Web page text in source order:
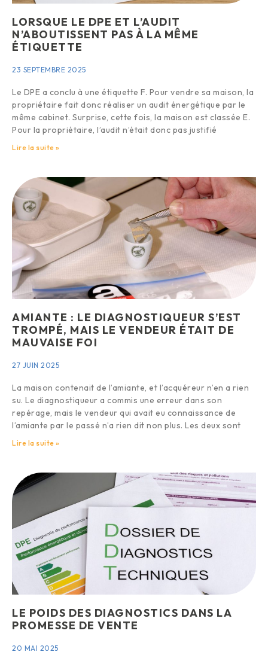
LORSQUE LE DPE ET L’AUDIT
N’ABOUTISSENT PAS À LA MÊME
ÉTIQUETTE
23 SEPTEMBRE 2025
Le DPE a conclu à une étiquette F. Pour vendre sa maison, la
propriétaire fait donc réaliser un audit énergétique par le
même cabinet. Surprise, cette fois, la maison est classée E.
Pour la propriétaire, l’audit n’était donc pas justifié
Lire la suite »
AMIANTE : LE DIAGNOSTIQUEUR S’EST
TROMPÉ, MAIS LE VENDEUR ÉTAIT DE
MAUVAISE FOI
27 JUIN 2025
La maison contenait de l’amiante, et l’acquéreur n’en a rien
su. Le diagnostiqueur a commis une erreur dans son
repérage, mais le vendeur qui avait eu connaissance de
l’amiante par le passé n’a rien dit non plus. Les deux sont
Lire la suite »
LE POIDS DES DIAGNOSTICS DANS LA
PROMESSE DE VENTE
20 MAI 2025